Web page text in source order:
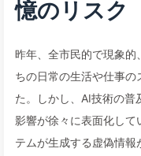
憶のリスク
昨年、全市民的で現象的
ちの日常の生活や仕事
た。しかし、AI技術の普
影響が徐々に表面化して
テムが生成する虚偽情